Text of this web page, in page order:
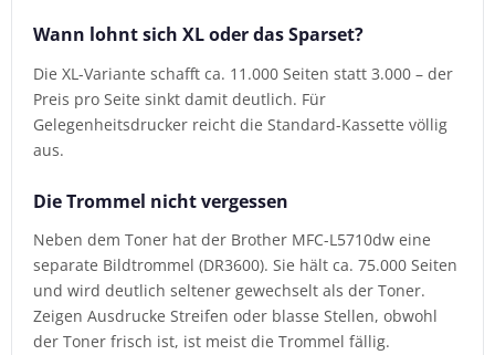
Wann lohnt sich XL oder das Sparset?
Die XL-Variante schafft ca. 11.000 Seiten statt 3.000 – der
Preis pro Seite sinkt damit deutlich. Für
Gelegenheitsdrucker reicht die Standard-Kassette völlig
aus.
Die Trommel nicht vergessen
Neben dem Toner hat der Brother MFC-L5710dw eine
separate Bildtrommel (DR3600). Sie hält ca. 75.000 Seiten
und wird deutlich seltener gewechselt als der Toner.
Zeigen Ausdrucke Streifen oder blasse Stellen, obwohl
der Toner frisch ist, ist meist die Trommel fällig.